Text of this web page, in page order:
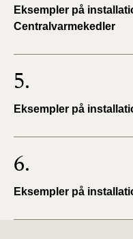
BR15 (2015-2018)
Tidligere BR
Eksempler på
Centralvarmekedler
5.
Eksempler på
6.
Eksempler på